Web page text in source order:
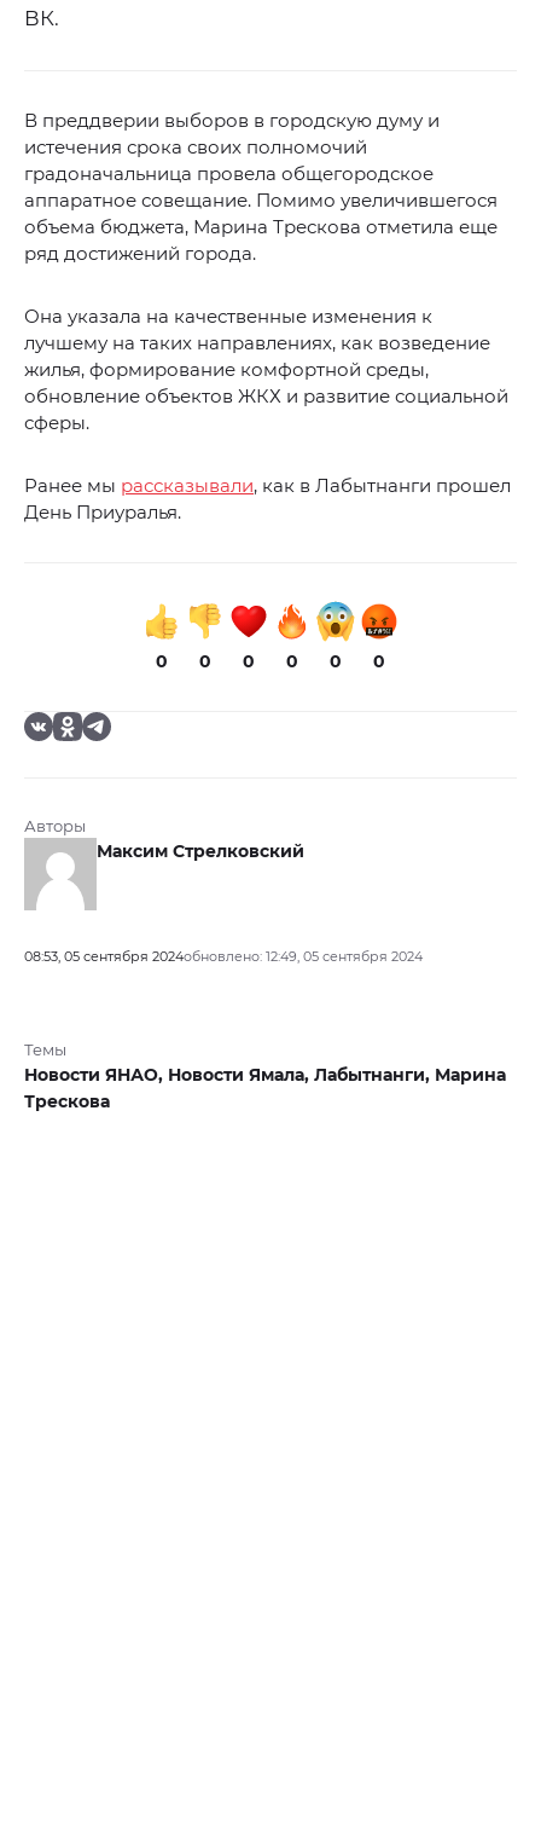
ВК.
В преддверии выборов в городскую думу и
истечения срока своих полномочий
градоначальница провела общегородское
аппаратное совещание. Помимо увеличившегося
объема бюджета, Марина Трескова отметила еще
ряд достижений города.
Она указала на качественные изменения к
лучшему на таких направлениях, как возведение
жилья, формирование комфортной среды,
обновление объектов ЖКХ и развитие социальной
сферы.
Ранее мы рассказывали, как в Лабытнанги прошел
День Приуралья.
0 0 0 0 0 0
Авторы
Максим Стрелковский
08:53, 05 сентября 2024обновлено: 12:49, 05 сентября 2024
Темы
Новости ЯНАО, Новости Ямала, Лабытнанги, Марина
Трескова